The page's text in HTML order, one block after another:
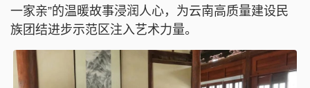
一家亲”的温暖故事浸润人心，为云南高质量建设民
族团结进步示范区注入艺术力量。